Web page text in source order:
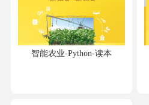
智能农业-Python-读本